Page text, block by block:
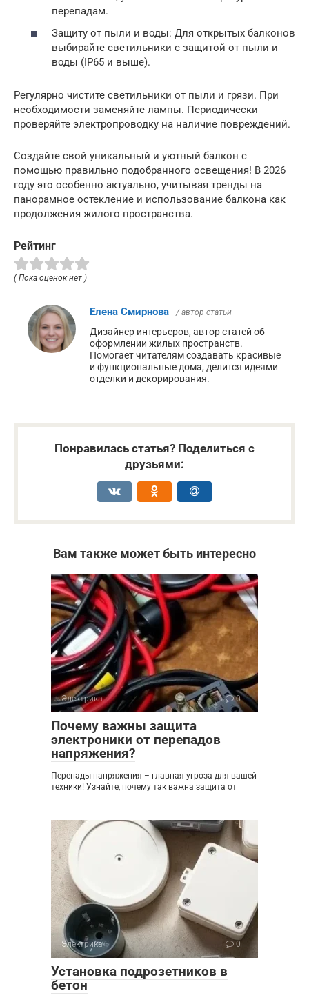
перепадам.
Защиту от пыли и воды: Для открытых балконов
выбирайте светильники с защитой от пыли и
воды (IP65 и выше).
Регулярно чистите светильники от пыли и грязи. При
необходимости заменяйте лампы. Периодически
проверяйте электропроводку на наличие повреждений.
Создайте свой уникальный и уютный балкон с
помощью правильно подобранного освещения! В 2026
году это особенно актуально, учитывая тренды на
панорамное остекление и использование балкона как
продолжения жилого пространства.
Рейтинг
( Пока оценок нет )
Елена Смирнова / автор статьи
Дизайнер интерьеров, автор статей об
оформлении жилых пространств.
Помогает читателям создавать красивые
и функциональные дома, делится идеями
отделки и декорирования.
Понравилась статья? Поделиться с
друзьями:
Вам также может быть интересно
Электрика 0
Почему важны защита
электроники от перепадов
напряжения?
Перепады напряжения – главная угроза для вашей
техники! Узнайте, почему так важна защита от
Электрика 0
Установка подрозетников в
бетон